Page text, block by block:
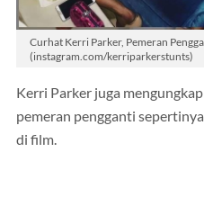
Curhat Kerri Parker, Pemeran
(instagram.com/kerriparkerstunts)
Kerri Parker juga
pemeran pengganti
di film.